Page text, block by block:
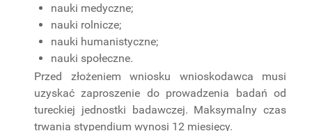
nauki medyczne;
nauki rolnicze;
nauki humanistyczne;
nauki społeczne.
Przed złożeniem wniosku wnioskodawca musi
uzyskać zaproszenie do prowadzenia badań od
tureckiej jednostki badawczej. Maksymalny czas
trwania stypendium wynosi 12 miesięcy.